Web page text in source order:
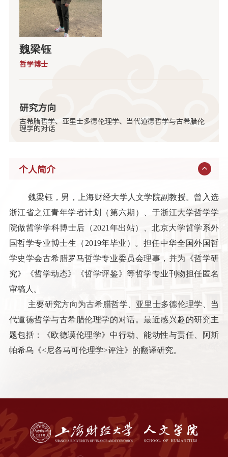
魏梁钰
哲学博士
研究方向
古希腊哲学、亚里士多德伦理学、当代道德哲学与古希腊伦
理学的对话
个人简介
魏梁钰，男，上海财经大学人文学院副教授。曾入选
浙江省之江青年学者计划（第六期）、于浙江大学哲学学
院做哲学学科博士后（2021年出站）、北京大学哲学系外
国哲学专业博士生（2019年毕业）。担任中华全国外国哲
学史学会古希腊罗马哲学专业委员会理事，并为《哲学研
究》《哲学动态》《哲学评鉴》等哲学专业刊物担任匿名
审稿人。
主要研究方向为古希腊哲学、亚里士多德伦理学、当
代道德哲学与古希腊伦理学的对话。最近感兴趣的研究主
题包括：《欧德谟伦理学》中行动、能动性与责任、阿斯
帕希乌《<尼各马可伦理学>评注》的翻译研究。
立作者）、《伦理学研究》发表论文1篇（独立作者）。